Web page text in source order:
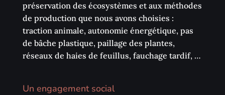
préservation des écosystèmes et aux méthodes
de production que nous avons choisies :
traction animale, autonomie énergétique, pas
de bâche plastique, paillage des plantes,
réseaux de haies de feuillus, fauchage tardif, …
Un engagement social